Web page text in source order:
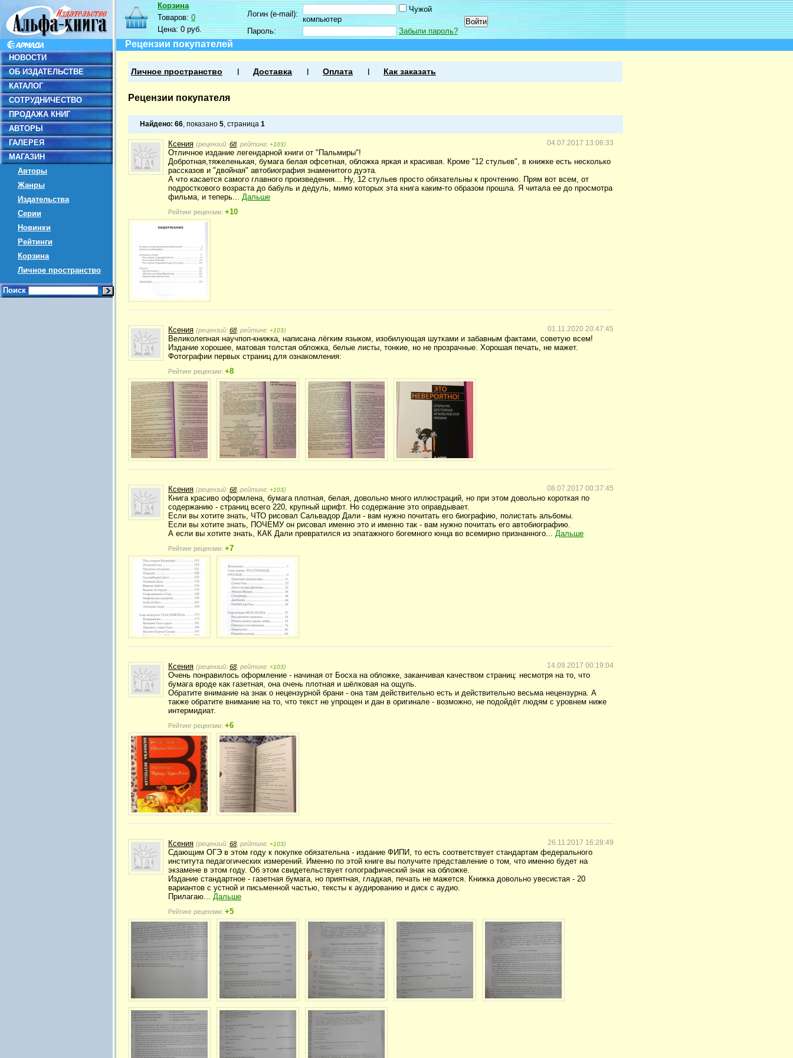
НОВОСТИ
ОБ ИЗДАТЕЛЬСТВЕ
КАТАЛОГ
СОТРУДНИЧЕСТВО
ПРОДАЖА КНИГ
АВТОРЫ
ГАЛЕРЕЯ
МАГАЗИН
Авторы
Жанры
Издательства
Серии
Новинки
Рейтинги
Корзина
Личное пространство
Поиск
Корзина
Товаров:0
Цена:0 руб.
Логин (e-mail):
Чужой
компьютер
Пароль:
Забыли пароль?
Рецензии покупателей
Личное пространство Доставка Оплата Как заказать
Рецензии покупателя
Найдено: 66, показано 5, страница 1
04.07.2017 13:06:33
Ксения (рецензий: 68 , рейтинг: +103)
Отличное издание легендарной книги от "Пальмиры"!
Добротная,тяжеленькая, бумага белая офсетная, обложка яркая и красивая. Кроме "12 стульев", в книжке есть несколько
рассказов и "двойная" автобиография знаменитого дуэта.
А что касается самого главного произведения... Ну, 12 стульев просто обязательны к прочтению. Прям вот всем, от
подросткового возраста до бабуль и дедуль, мимо которых эта книга каким-то образом прошла. Я читала ее до просмотра
фильма, и теперь... Дальше
Рейтинг рецензии: +10
01.11.2020 20:47:45
Ксения (рецензий: 68 , рейтинг: +103)
Великолепная научпоп-книжка, написана лёгким языком, изобилующая шутками и забавным фактами, советую всем!
Издание хорошее, матовая толстая обложка, белые листы, тонкие, но не прозрачные. Хорошая печать, не мажет.
Фотографии первых страниц для ознакомления:
Рейтинг рецензии: +8
08.07.2017 00:37:45
Ксения (рецензий: 68 , рейтинг: +103)
Книга красиво оформлена, бумага плотная, белая, довольно много иллюстраций, но при этом довольно короткая по
содержанию - страниц всего 220, крупный шрифт. Но содержание это оправдывает.
Если вы хотите знать, ЧТО рисовал Сальвадор Дали - вам нужно почитать его биографию, полистать альбомы.
Если вы хотите знать, ПОЧЕМУ он рисовал именно это и именно так - вам нужно почитать его автобиографию.
А если вы хотите знать, КАК Дали превратился из эпатажного богемного юнца во всемирно признанного... Дальше
Рейтинг рецензии: +7
14.09.2017 00:19:04
Ксения (рецензий: 68 , рейтинг: +103)
Очень понравилось оформление - начиная от Босха на обложке, заканчивая качеством страниц: несмотря на то, что
бумага вроде как газетная, она очень плотная и шёлковая на ощупь.
Обратите внимание на знак о нецензурной брани - она там действительно есть и действительно весьма нецензурна. А
также обратите внимание на то, что текст не упрощен и дан в оригинале - возможно, не подойдёт людям с уровнем ниже
интермидиат.
Рейтинг рецензии: +6
26.11.2017 16:28:49
Ксения (рецензий: 68 , рейтинг: +103)
Сдающим ОГЭ в этом году к покупке обязательна - издание ФИПИ, то есть соответствует стандартам федерального
института педагогических измерений. Именно по этой книге вы получите представление о том, что именно будет на
экзамене в этом году. Об этом свидетельствует голографический знак на обложке.
Издание стандартное - газетная бумага, но приятная, гладкая, печать не мажется. Книжка довольно увесистая - 20
вариантов с устной и письменной частью, тексты к аудированию и диск с аудио.
Прилагаю... Дальше
Рейтинг рецензии: +5